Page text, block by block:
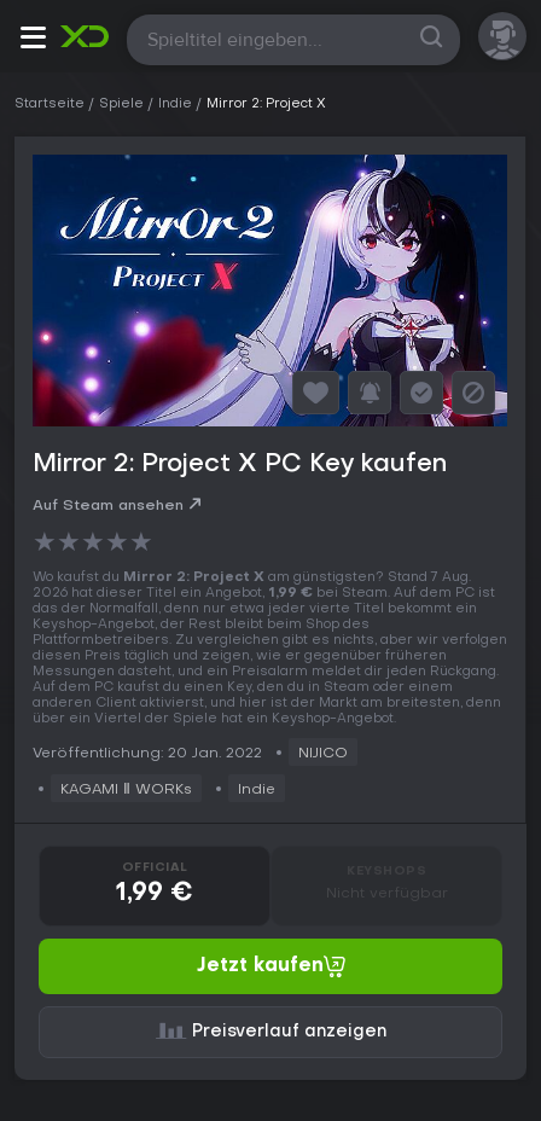
Alle
Startseite Spiele Indie Mirror 2: Project X
Mirror 2: Project X PC Key kaufen
Auf Steam ansehen
★★★★★
Wo kaufst du Mirror 2: Project X am günstigsten? Stand 7 Aug.
2026 hat dieser Titel ein Angebot, 1,99 € bei Steam. Auf dem PC ist
das der Normalfall, denn nur etwa jeder vierte Titel bekommt ein
Keyshop-Angebot, der Rest bleibt beim Shop des
Plattformbetreibers. Zu vergleichen gibt es nichts, aber wir verfolgen
diesen Preis täglich und zeigen, wie er gegenüber früheren
Messungen dasteht, und ein Preisalarm meldet dir jeden Rückgang.
Auf dem PC kaufst du einen Key, den du in Steam oder einem
anderen Client aktivierst, und hier ist der Markt am breitesten, denn
über ein Viertel der Spiele hat ein Keyshop-Angebot.
Veröffentlichung: 20 Jan. 2022 NIJICO
KAGAMI Ⅱ WORKs Indie
OFFICIAL
1,99 € Nicht verfügbar
Jetzt kaufen
Preisverlauf anzeigen